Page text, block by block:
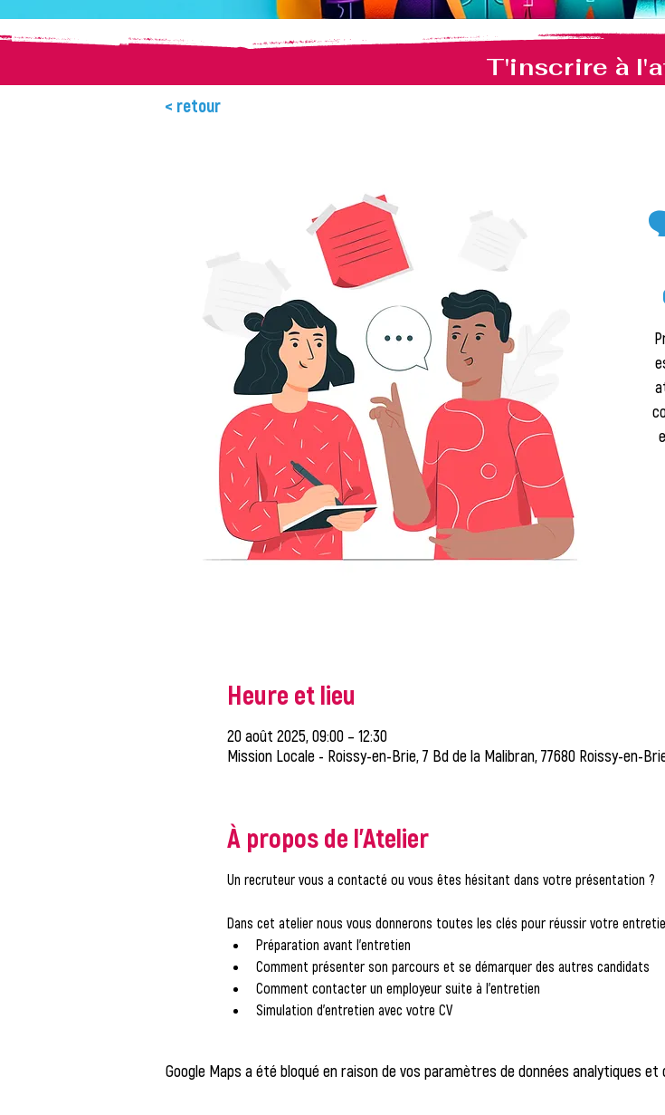
T'inscrire à
< retour
Heure et lieu
20 août 2025, 09:00 – 12:30
Mission Locale - Roissy-en-Brie, 7 Bd de la Malibran, 77680 Roissy-en-
À propos de l'Atelier
Un recruteur vous a contacté ou vous êtes hésitant dans votre présentation ?
Dans cet atelier nous vous donnerons toutes les clés pour réussir votre
Préparation avant l'entretien
Comment présenter son parcours et se démarquer des autres candidats
Comment contacter un employeur suite à l'entretien
Simulation d'entretien avec votre CV
Google Maps a été bloqué en raison de vos paramètres de données analytiques